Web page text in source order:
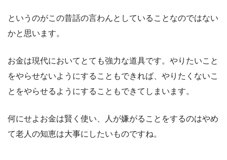
というのがこの昔話の言わんとしていることなのではない
かと思います。
お金は現代においてとても強力な道具です。やりたいこと
をやらせないようにすることもできれば、やりたくないこ
とをやらせるようにすることもできてしまいます。
何にせよお金は賢く使い、人が嫌がることをするのはやめ
て老人の知恵は大事にしたいものですね。